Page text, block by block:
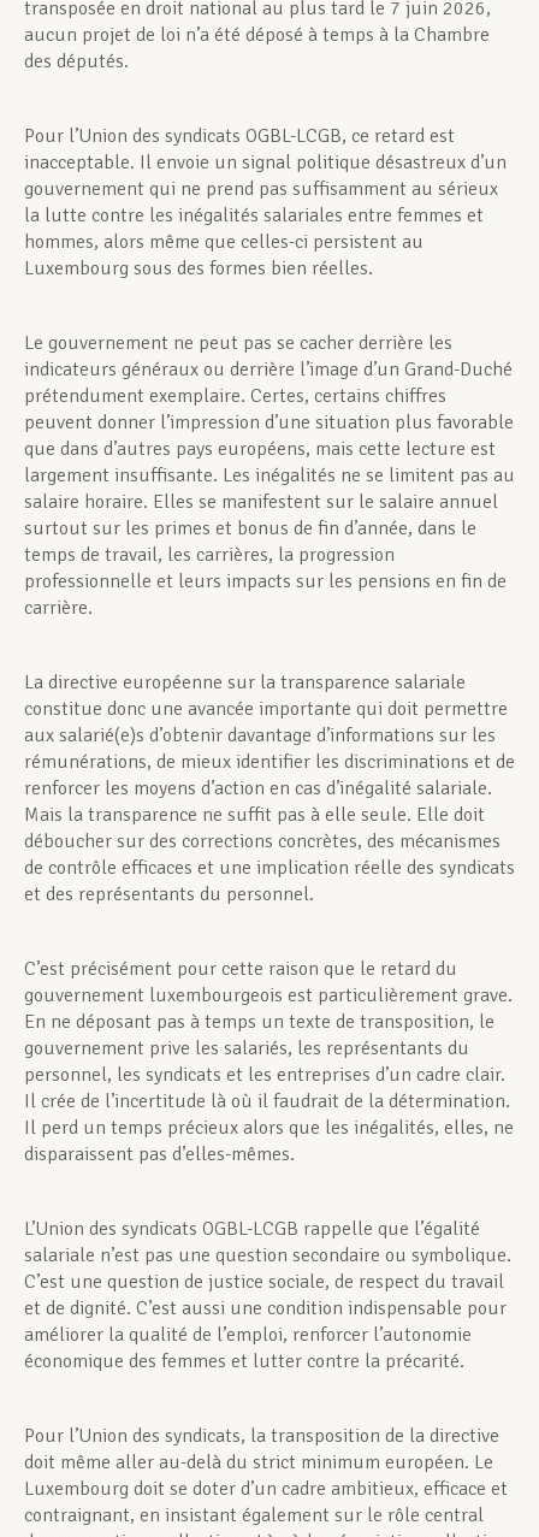
transposée en droit national au plus tard le 7 juin 2026,
aucun projet de loi n’a été déposé à temps à la Chambre
des députés.
Pour l’Union des syndicats OGBL-LCGB, ce retard est
inacceptable. Il envoie un signal politique désastreux d’un
gouvernement qui ne prend pas suffisamment au sérieux
la lutte contre les inégalités salariales entre femmes et
hommes, alors même que celles-ci persistent au
Luxembourg sous des formes bien réelles.
Le gouvernement ne peut pas se cacher derrière les
indicateurs généraux ou derrière l’image d’un Grand-Duché
prétendument exemplaire. Certes, certains chiffres
peuvent donner l’impression d’une situation plus favorable
que dans d’autres pays européens, mais cette lecture est
largement insuffisante. Les inégalités ne se limitent pas au
salaire horaire. Elles se manifestent sur le salaire annuel
surtout sur les primes et bonus de fin d’année, dans le
temps de travail, les carrières, la progression
professionnelle et leurs impacts sur les pensions en fin de
carrière.
La directive européenne sur la transparence salariale
constitue donc une avancée importante qui doit permettre
aux salarié(e)s d’obtenir davantage d’informations sur les
rémunérations, de mieux identifier les discriminations et de
renforcer les moyens d’action en cas d’inégalité salariale.
Mais la transparence ne suffit pas à elle seule. Elle doit
déboucher sur des corrections concrètes, des mécanismes
de contrôle efficaces et une implication réelle des syndicats
et des représentants du personnel.
C’est précisément pour cette raison que le retard du
gouvernement luxembourgeois est particulièrement grave.
En ne déposant pas à temps un texte de transposition, le
gouvernement prive les salariés, les représentants du
personnel, les syndicats et les entreprises d’un cadre clair.
Il crée de l’incertitude là où il faudrait de la détermination.
Il perd un temps précieux alors que les inégalités, elles, ne
disparaissent pas d’elles-mêmes.
L’Union des syndicats OGBL-LCGB rappelle que l’égalité
salariale n’est pas une question secondaire ou symbolique.
C’est une question de justice sociale, de respect du travail
et de dignité. C’est aussi une condition indispensable pour
améliorer la qualité de l’emploi, renforcer l’autonomie
économique des femmes et lutter contre la précarité.
Pour l’Union des syndicats, la transposition de la directive
doit même aller au-delà du strict minimum européen. Le
Luxembourg doit se doter d’un cadre ambitieux, efficace et
contraignant, en insistant également sur le rôle central